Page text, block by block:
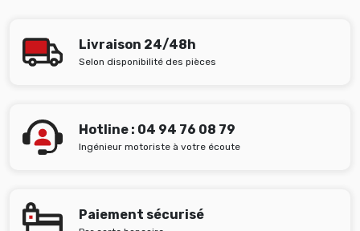
Livraison 24/48h
Selon disponibilité des pièces
Hotline : 04 94 76 08 79
Ingénieur motoriste à votre écoute
Paiement sécurisé